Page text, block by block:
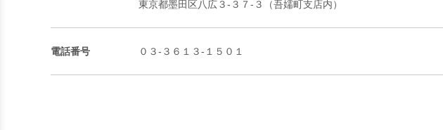
東京都墨田区八広３-３７-３（吾嬬町支店内）
電話番号 ０３-３６１３-１５０１